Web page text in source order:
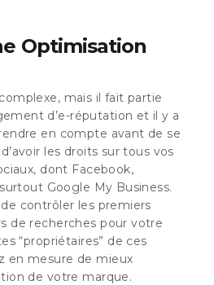
Optimisation
mais il fait partie
d’e-réputation et il y a
en compte avant de se
les droits sur tous vos
dont Facebook,
Google My Business.
contrôler les premiers
de recherches pour votre
“propriétaires” de ces
en mesure de mieux
de votre marque.